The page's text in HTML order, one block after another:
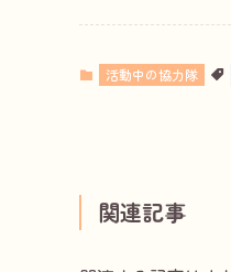
活動中の協力隊
関連記事